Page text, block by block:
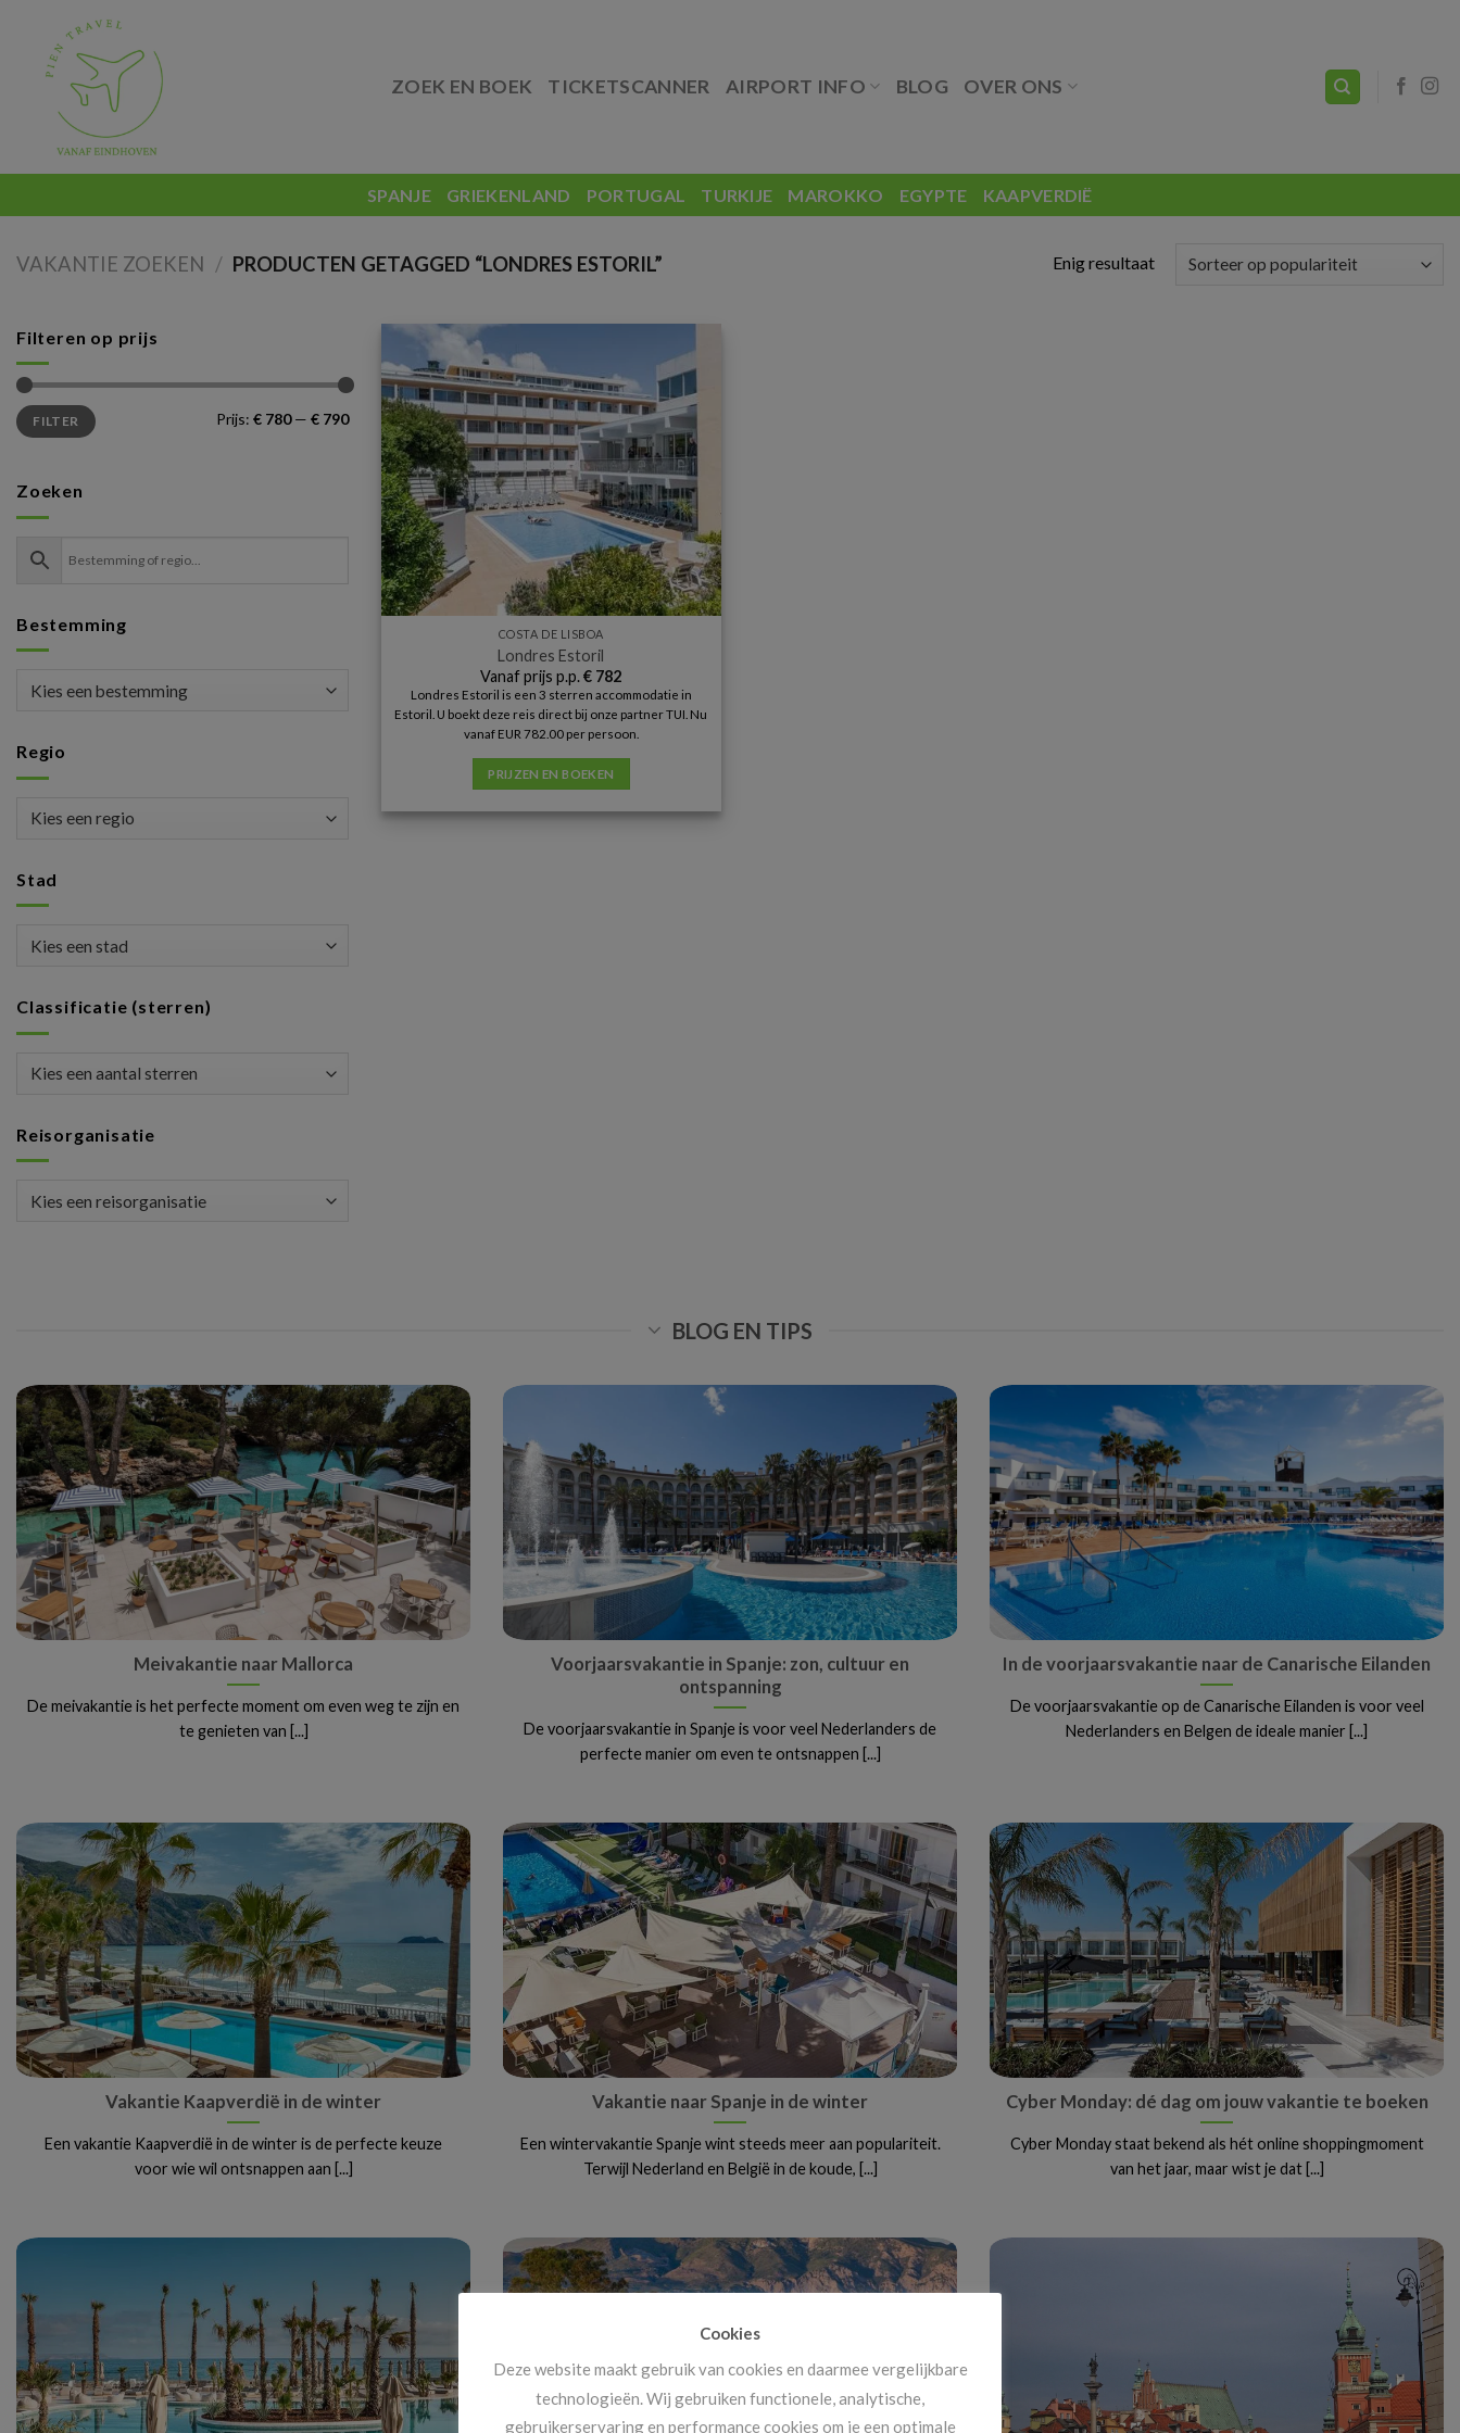
content
ZOEK EN BOEK TICKETSCANNER AIRPORT INFO BLOG OVER ONS
SPANJE GRIEKENLAND PORTUGAL TURKIJE MAROKKO EGYPTE KAAPVERDIË
VAKANTIE ZOEKEN / PRODUCTEN GETAGGED “LONDRES ESTORIL” Enig resultaat
Filteren op prijs
Min.
prijs
Max.
prijsFILTER Prijs: € 780— € 790
Zoeken
Bestemming
Regio
Stad
Classificatie (sterren)
Reisorganisatie
COSTA DE LISBOA
Londres Estoril
Vanaf prijs p.p.€ 782
Londres Estoril is een 3 sterren accommodatie in
Estoril. U boekt deze reis direct bij onze partner TUI. Nu
vanaf EUR 782.00 per persoon.
PRIJZEN EN BOEKEN
BLOG EN TIPS
Meivakantie naar Mallorca
De meivakantie is het perfecte moment om even weg te zijn en
te genieten van [...]
Voorjaarsvakantie in Spanje: zon, cultuur en
ontspanning
De voorjaarsvakantie in Spanje is voor veel Nederlanders de
perfecte manier om even te ontsnappen [...]
In de voorjaarsvakantie naar de Canarische Eilanden
De voorjaarsvakantie op de Canarische Eilanden is voor veel
Nederlanders en Belgen de ideale manier [...]
Vakantie Kaapverdië in de winter
Een vakantie Kaapverdië in de winter is de perfecte keuze
voor wie wil ontsnappen aan [...]
Vakantie naar Spanje in de winter
Een wintervakantie Spanje wint steeds meer aan populariteit.
Terwijl Nederland en België in de koude, [...]
Cyber Monday: dé dag om jouw vakantie te boeken
Cyber Monday staat bekend als hét online shoppingmoment
van het jaar, maar wist je dat [...]
Cookies
Deze website maakt gebruik van cookies en daarmee vergelijkbare
technologieën. Wij gebruiken functionele, analytische,
gebruikerservaring en performance cookies om je een optimale